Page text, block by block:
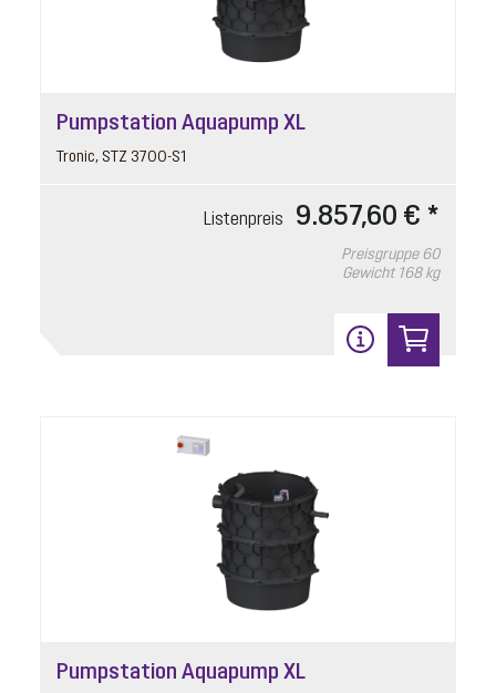
Pumpstation Aquapump XL
Tronic, STZ 3700-S1
Listenpreis 9.857,60 € *
Preisgruppe 60
Gewicht 168 kg
Pumpstation Aquapump XL